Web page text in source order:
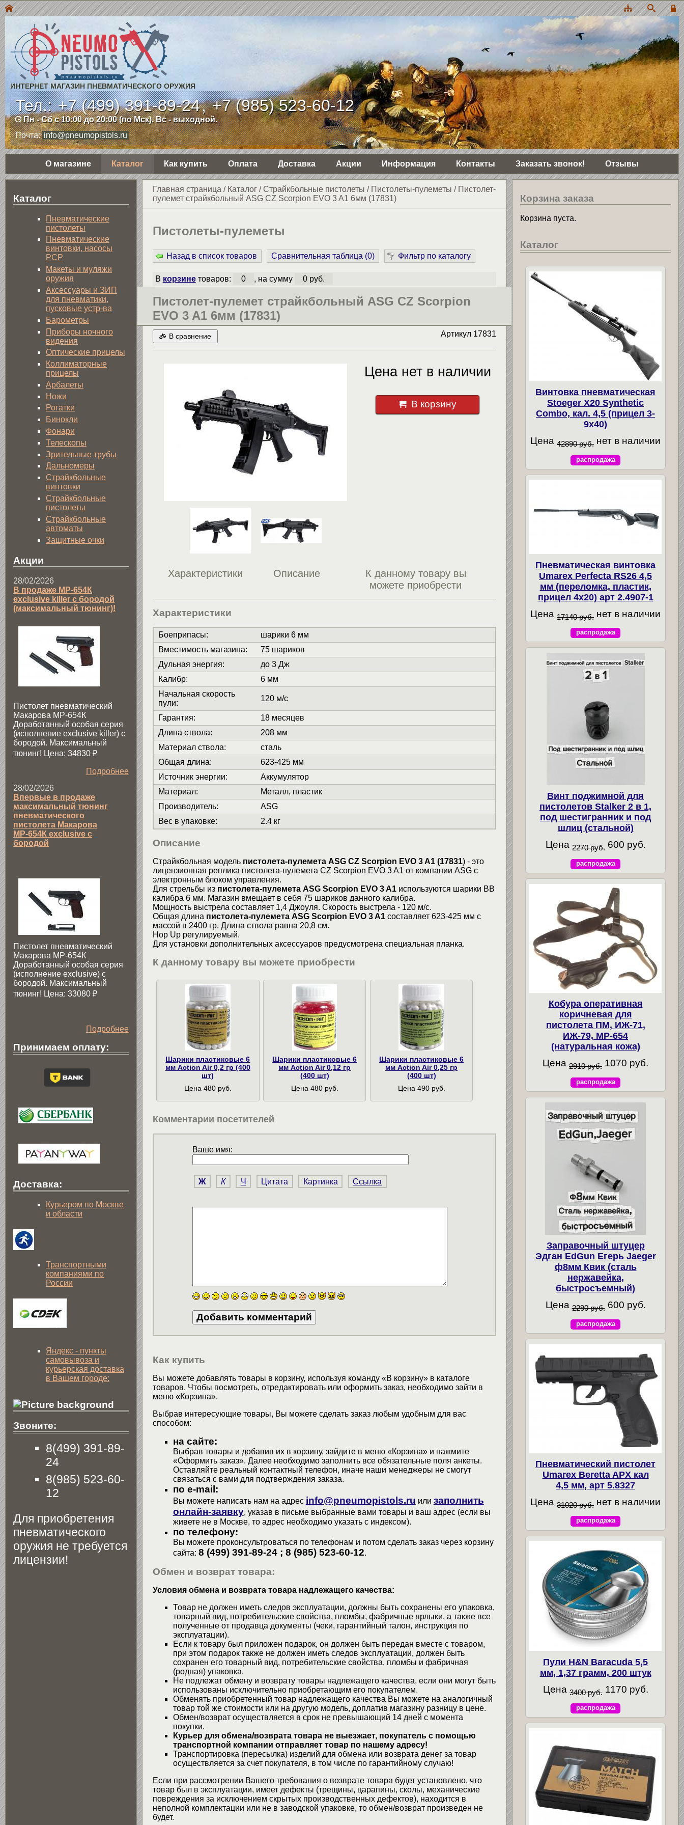
ИНТЕРНЕТ МАГАЗИН ПНЕВМАТИЧЕСКОГО ОРУЖИЯ
Тел.:+7 (499) 391-89-24,+7 (985) 523-60-12
Пн - Сб с 10:00 до 20:00 (по Мск). Вс - выходной.
Почта: info@pneumopistols.ru
О магазине Каталог Как купить Оплата Доставка Акции Информация Контакты Заказать звонок! Отзывы
Главная страница / Каталог/Страйкбольные пистолеты / Пистолеты-пулеметы / Пистолет-
пулемет страйкбольный ASG CZ Scorpion EVO 3 A1 6мм (17831)
Пистолеты-пулеметы
Назад в список товаров Сравнительная таблица (0) Фильтр по каталогу
В корзинетоваров: 0 , на сумму 0 руб.
Пистолет-пулемет страйкбольный ASG CZ Scorpion
EVO 3 A1 6мм (17831)
В сравнение Артикул 17831
Цена нет в наличии
В корзину
Характеристики Описание
К данному товару вы
можете приобрести
Характеристики
Боеприпасы:
шарики 6 мм
Вместимость магазина:
75 шариков
Дульная энергия:
до 3 Дж
Калибр:
6 мм
Начальная скорость
пули:
120 м/с
Гарантия:
18 месяцев
Длина ствола:
208 мм
Материал ствола:
сталь
Общая длина:
623-425 мм
Источник энергии:
Аккумулятор
Материал:
Металл, пластик
Производитель:
ASG
Вес в упаковке: 2.4 кг
Описание
Страйкбольная модель пистолета-пулемета ASG CZ Scorpion EVO 3 A1 (17831) - это
лицензионная реплика пистолета-пулемета CZ Scorpion EVO 3 A1 от компании ASG с
электронным блоком управления.
Для стрельбы из пистолета-пулемета ASG Scorpion EVO 3 A1используются шарики ВВ
калибра 6 мм. Магазин вмещает в себя 75 шариков данного калибра.
Мощность выстрела составляет 1,4 Джоуля. Скорость выстрела - 120 м/с.
Общая длина пистолета-пулемета ASG Scorpion EVO 3 A1 составляет 623-425 мм с
массой в 2400 гр. Длина ствола равна 20,8 см.
Hop Up регулируемый.
Для установки дополнительных аксессуаров предусмотрена специальная планка.
К данному товару вы можете приобрести
Шарики пластиковые 6
мм Action Air 0,2 гр (400
шт)
Цена 480 руб.
Шарики пластиковые 6
мм Action Air 0,12 гр
(400 шт)
Цена 480 руб.
Шарики пластиковые 6
мм Action Air 0,25 гр
(400 шт)
Цена 490 руб.
Комментарии посетителей
Ваше имя:
Ж К Ч Цитата Картинка Ссылка
Как купить
Вы можете добавлять товары в корзину, используя команду «В корзину» в каталоге
товаров. Чтобы посмотреть, отредактировать или оформить заказ, необходимо зайти в
меню «Корзина».
Выбрав интересующие товары, Вы можете сделать заказ любым удобным для вас
способом:
на сайте:
Выбрав товары и добавив их в корзину, зайдите в меню «Корзина» и нажмите
«Оформить заказ». Далее необходимо заполнить все обязательные поля анкеты.
Оставляйте реальный контактный телефон, иначе наши менеджеры не смогут
связаться с вами для подтверждения заказа.
по e-mail:
Вы можете написать нам на адрес info@pneumopistols.ru или заполнить
онлайн-заявку, указав в письме выбранные вами товары и ваш адрес (если вы
живете не в Москве, то адрес необходимо указать с индексом).
по телефону:
Вы можете проконсультроваться по телефонам и потом сделать заказ через корзину
сайта: 8 (499) 391-89-24 ; 8 (985) 523-60-12.
Обмен и возврат товара:
Условия обмена и возврата товара надлежащего качества:
Товар не должен иметь следов эксплуатации, должны быть сохранены его упаковка,
товарный вид, потребительские свойства, пломбы, фабричные ярлыки, а также все
полученные от продавца документы (чеки, гарантийный талон, инструкция по
эксплуатации).
Если к товару был приложен подарок, он должен быть передан вместе с товаром,
при этом подарок также не должен иметь следов эксплуатации, должен быть
сохранен его товарный вид, потребительские свойства, пломбы и фабричная
(родная) упаковка.
Не подлежат обмену и возврату товары надлежащего качества, если они могут быть
использованы исключительно приобретающим его покупателем.
Обменять приобретенный товар надлежащего качества Вы можете на аналогичный
товар той же стоимости или на другую модель, доплатив магазину разницу в цене.
Обмен/возврат осуществляется в срок не превышающий 14 дней с момента
покупки.
Курьер для обмена/возврата товара не выезжает, покупатель с помощью
транспортной компании отправляет товар по нашему адресу!
Транспортировка (пересылка) изделий для обмена или возврата денег за товар
осуществляется за счет покупателя, в том числе по гарантийному случаю!
Если при рассмотрении Вашего требования о возврате товара будет установлено, что
товар был в эксплуатации, имеет дефекты (трещины, царапины, сколы, механические
повреждения за исключением скрытых производственных дефектов), находится в
неполной комплектации или не в заводской упаковке, то обмен/возврат произведен не
будет.
Каталог
Пнев­ма­ти­чес­кие
пистолеты
Пневматические
винтовки, насосы
PCP
Макеты и муляжи
оружия
Аксессуары и ЗИП
для пневматики,
пусковые устр-ва
Барометры
Приборы ночного
видения
Оптические прицелы
Коллиматорные
прицелы
Арбалеты
Ножи
Рогатки
Бинокли
Фонари
Телескопы
Зрительные трубы
Дальномеры
Страйкбольные
винтовки
Страйкбольные
пистолеты
Страйкбольные
автоматы
Защитные очки
Акции
28/02/2026
В продаже МР-654К
exclusive killer с бородой
(максимальный тюнинг)!
Пистолет пневматический
Макарова МР-654К
Доработанный особая серия
(исполнение exclusive killer) с
бородой. Максимальный
тюнинг! Цена: 34830 ₽
Подробнее
28/02/2026
Впервые в продаже
максимальный тюнинг
пневматического
пистолета Макарова
МР-654К exclusive с
бородой
Пистолет пневматический
Макарова МР-654К
Доработанный особая серия
(исполнение exclusive) c
бородой. Максимальный
тюнинг! Цена: 33080 ₽
Подробнее
Принимаем оплату:
Доставка:
Курьером по Москве
и области
Транспортными
компаниями по
России
Яндекс - пункты
самовывоза и
курьерская доставка
в Вашем городе:
Звоните:
8(499) 391-89-
24
8(985) 523-60-
12
Для приобретения
пневматического
оружия не требуется
лицензии!
Корзина заказа
Корзина пуста.
Каталог
Винтовка пневматическая
Stoeger X20 Synthetic
Combo, кал. 4,5 (прицел 3-
9х40)
Цена 42890 руб. нет в наличии
распродажа
Пневматическая винтовка
Umarex Perfecta RS26 4,5
мм (переломка, пластик,
прицел 4x20) арт 2.4907-1
Цена 17140 руб. нет в наличии
распродажа
Винт поджимной для
пистолетов Stalker 2 в 1,
под шестигранник и под
шлиц (стальной)
Цена 2270 руб. 600 руб.
распродажа
Кобура оперативная
коричневая для
пистолета ПМ, ИЖ-71,
ИЖ-79, МР-654
(натуральная кожа)
Цена 2910 руб. 1070 руб.
распродажа
Заправочный штуцер
Эдган EdGun Егерь Jaeger
ф8мм Квик (сталь
нержавейка,
быстросъемный)
Цена 2290 руб. 600 руб.
распродажа
Пневматический пистолет
Umarex Beretta APX кал
4,5 мм, арт 5.8327
Цена31020 руб. нет в наличии
распродажа
Пули H&N Baracuda 5,5
мм, 1,37 грамм, 200 штук
Цена 3400 руб. 1170 руб.
распродажа